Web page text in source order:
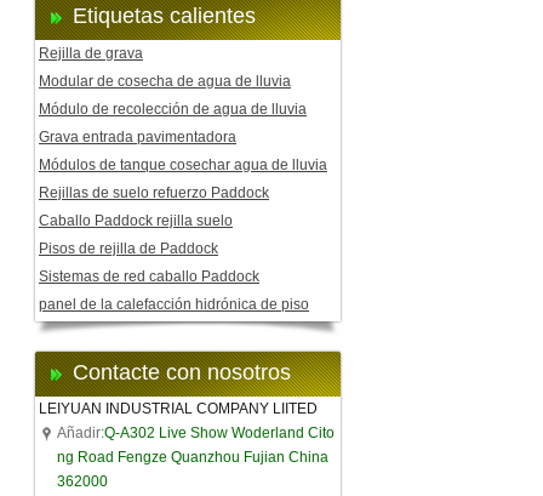
Etiquetas calientes
Rejilla de grava
Modular de cosecha de agua de lluvia
Módulo de recolección de agua de lluvia
Grava entrada pavimentadora
Módulos de tanque cosechar agua de lluvia
Rejillas de suelo refuerzo Paddock
Caballo Paddock rejilla suelo
Pisos de rejilla de Paddock
Sistemas de red caballo Paddock
panel de la calefacción hidrónica de piso
Contacte con nosotros
LEIYUAN INDUSTRIAL COMPANY LIITED
Añadir:Q-A302 Live Show Woderland Cito
ng Road Fengze Quanzhou Fujian China
362000